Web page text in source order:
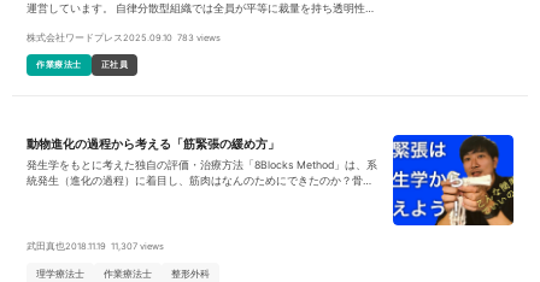
運営しています。 自律分散型組織では全員が平等に裁量を持ち透明性の
機能回復に向けた関わり方だけでなく、自宅で活動的に過ごすことを支
援し、利用者様のご要望に合わせて目標を立ててQOL向上のお手伝いを
して頂きます。 例えば、「歩行が困難なので、少しでも歩けるようにな
利用者様の状態把握(バイタルチェックなど) ・生活、日常動作の訓練
（立ち上がり、食事、歩行、排泄、着替えなど） ・ベッド上での訓練
（体位交換、マッサージ、ストレッチ、筋力トレーニングなど） ・地域
憩 14:10-16:40 訪問 移動・リハ(2~3件) 17:00 事業所でカンフ
月間3時間程度です 「誰でもウェルカム。楽しく働ける。全員が平等で
株式会社ワードプレス 2025.09.10 783 views
作業療法士 正社員
動物進化の過程から考える「筋緊張の緩め方」
発生学をもとに考えた独自の評価・治療方法「8Blocks Method」は、系
統発生（進化の過程）に着目し、筋肉はなんのためにできたのか？骨は
武田真也2018.11.19 11,307 views
理学療法士 作業療法士 整形外科